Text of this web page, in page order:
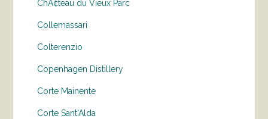
ChÃ¢teau du Vieux Parc
Collemassari
Colterenzio
Copenhagen Distillery
Corte Mainente
Corte Sant'Alda